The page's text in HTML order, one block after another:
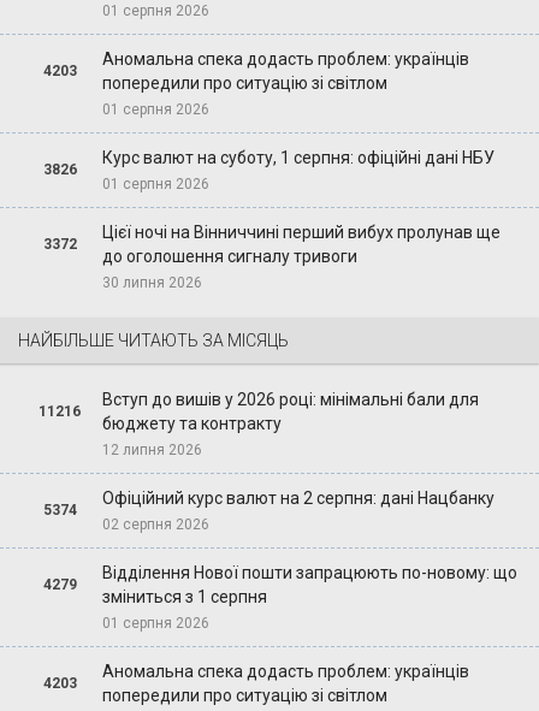
01 серпня 2026
4203
Аномальна спека додасть проблем: українців
попередили про ситуацію зі світлом
01 серпня 2026
3826
Курс валют на суботу, 1 серпня: офіційні дані НБУ
01 серпня 2026
3372
Цієї ночі на Вінниччині перший вибух пролунав ще
до оголошення сигналу тривоги
30 липня 2026
НАЙБІЛЬШЕ ЧИТАЮТЬ ЗА МІСЯЦЬ
11216
Вступ до вишів у 2026 році: мінімальні бали для
бюджету та контракту
12 липня 2026
5374
Офіційний курс валют на 2 серпня: дані Нацбанку
02 серпня 2026
4279
Відділення Нової пошти запрацюють по-новому: що
зміниться з 1 серпня
01 серпня 2026
4203
Аномальна спека додасть проблем: українців
попередили про ситуацію зі світлом